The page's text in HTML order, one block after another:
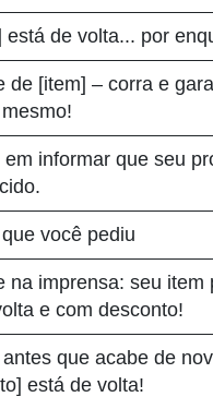
está de volta... por
de [item] – corra e
em informar que seu
você pediu
na imprensa: seu item
e com desconto!
que acabe de
está de volta!